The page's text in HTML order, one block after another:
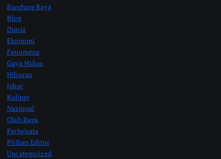
Bandung Raya
Blog
Dunia
Ekonomi
Fenomena
Gaya Hidup
Hiburan
Jabar
Kuliner
Nasional
Olah Raga
Pariwisata
Pilihan Editor
Uncategorized